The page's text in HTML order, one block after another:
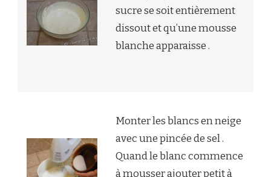
sucre se soit entièrement
dissout et qu’une mousse
blanche apparaisse .
Monter les blancs en neige
avec une pincée de sel .
Quand le blanc commence
à mousser ajouter petit à